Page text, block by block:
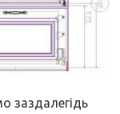
заздалегідь